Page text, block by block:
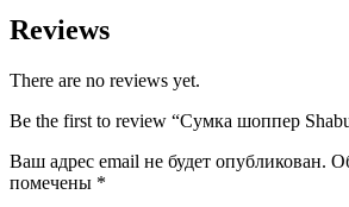
Reviews
There are no reviews yet.
Be the first to review “Сумка шоппер
Ваш адрес email не будет опубликован.
помечены *